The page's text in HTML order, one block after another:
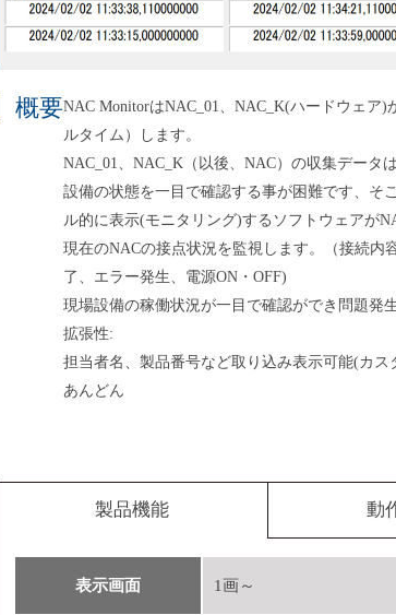
概要NAC MonitorはNAC_01、NAC_K(ハードウェア
ルタイム）します。
NAC_01、NAC_K（以後、NAC）の収集データ
設備の状態を一目で確認する事が困難です、そ
ル的に表示(モニタリング)するソフトウェアが
現在のNACの接点状況を監視します。（接続
了、エラー発生、電源ON・OFF)
現場設備の稼働状況が一目で確認ができ問題発
拡張性:
担当者名、製品番号など取り込み表示可能(カス
あんどん
製品機能 動
表示画面 1画～